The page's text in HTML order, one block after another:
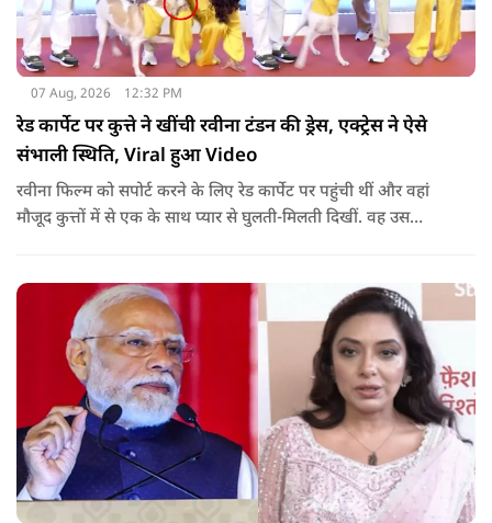
07 Aug, 2026 12:32 PM
रेड कार्पेट पर कुत्ते ने खींची रवीना टंडन की ड्रेस, एक्ट्रेस ने ऐसे
संभाली स्थिति, Viral हुआ Video
रवीना फिल्म को सपोर्ट करने के लिए रेड कार्पेट पर पहुंची थीं और वहां
मौजूद कुत्तों में से एक के साथ प्यार से घुलती-मिलती दिखीं. वह उस
खड़ी हुईं, तो कुत्ते का ध्यान उनकी पीली ड्रेस की लटकती हुई डोरी और
आस्तीन पर चला गया.